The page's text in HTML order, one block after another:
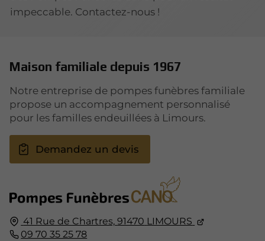
impeccable. Contactez-nous !
41 Rue de Chartres, 91470 LIMOURS
09 70 35 25 78
Maison familiale depuis 1967
Notre entreprise de pompes funèbres familiale
propose un accompagnement personnalisé
pour les familles endeuillées à Limours.
Demandez un devis